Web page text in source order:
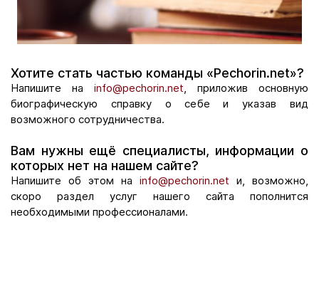
Хотите стать частью команды «Pechorin.net»?
Напишите на info@pechorin.net , приложив основную
биографическую справку о себе и указав вид
возможного сотрудничества.
Вам нужны ещё специалисты, информации о
которых нет на нашем сайте?
Напишите об этом на info@pechorin.net и, возможно,
скоро раздел услуг нашего сайта пополнится
необходимыми профессионалами.